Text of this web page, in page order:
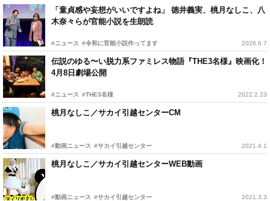
「童貞感や妄想がいいですよね」 徳井義実、桃月なしこ、八
木奈々らが官能小説を生朗読
#ニュース #令和に官能小説作ってます 2026.6.7
伝説のゆる〜い脱力系ファミレス物語『THE3名様』映画化！
4月8日劇場公開
#ニュース #THE3名様 2022.2.23
桃月なしこ／サカイ引越センターCM
#動画ニュース #サカイ引越センター 2021.4.1
桃月なしこ／サカイ引越センターWEB動画
#動画ニュース #サカイ引越センター 2021.3.3